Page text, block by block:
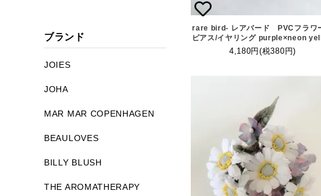
rare bird- レアバード PVCフラワ
ピアス/イヤリング purple×neon
4,180円(税380円)
ブランド
JOIES
JOHA
MAR MAR COPENHAGEN
BEAULOVES
BILLY BLUSH
THE AROMATHERAPY